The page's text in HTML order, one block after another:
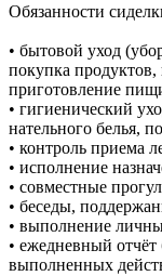
Обязанности
• бытовой уход
покупка продуктов,
приготовление
• гигиенический
нательного белья,
• контроль приема
• исполнение
• совместные
• беседы,
• выполнение
• ежедневный
выполненных